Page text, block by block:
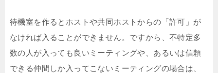
待機室を作るとホストや共同ホストからの「許可」が
なければ入ることができません。ですから、不特定多
数の人が入っても良いミーティングや、あるいは信頼
できる仲間しか入ってこないミーティングの場合は、